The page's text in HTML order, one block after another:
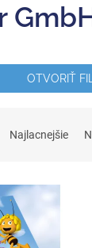
OTVORIŤ
Najlacnejšie